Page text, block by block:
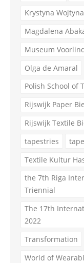
Krystyna
Magdalena
Museum
Olga de Amaral
Polish School of
Rijswijk Paper
Rijswijk Textile
tapestries
Textile Kultur
the 7th Riga
Triennial
The 17th
2022
Transformation
World of